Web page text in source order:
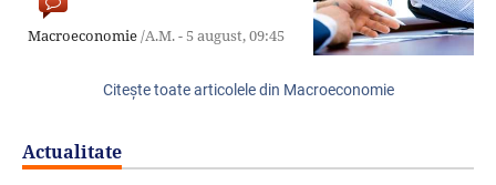
Macroeconomie /A.M. - 5 august,09:45
Citeşte toate articolele din Macroeconomie
Actualitate